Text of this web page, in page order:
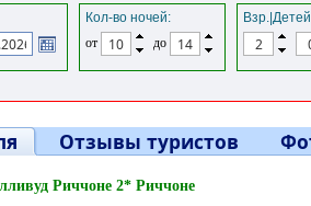
Кол-во ночей:
от
до
Отзывы туристов
Риччоне 2* Риччоне